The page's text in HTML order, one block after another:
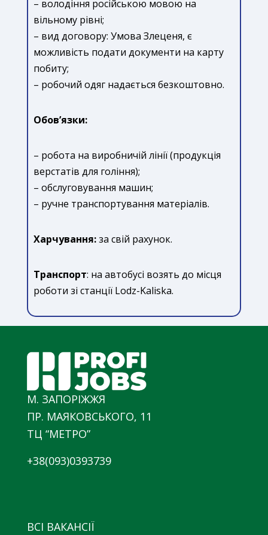
– володіння російською мовою на
вільному рівні;
– вид договору: Умова Злеценя, є
можливість подати документи на карту
побиту;
– робочий одяг надається безкоштовно.
Обов’язки:
– робота на виробничій лінії (продукція
верстатів для гоління);
– обслуговування машин;
– ручне транспортування матеріалів.
Харчування:за свій рахунок.
Транспорт: на автобусі возять до місця
роботи зі станції Lodz-Kaliska.
М. ЗАПОРІЖЖЯ
ПР. МАЯКОВСЬКОГО, 11
ТЦ “МЕТРО”
+38(093)0393739
ВСІ ВАКАНСІЇ